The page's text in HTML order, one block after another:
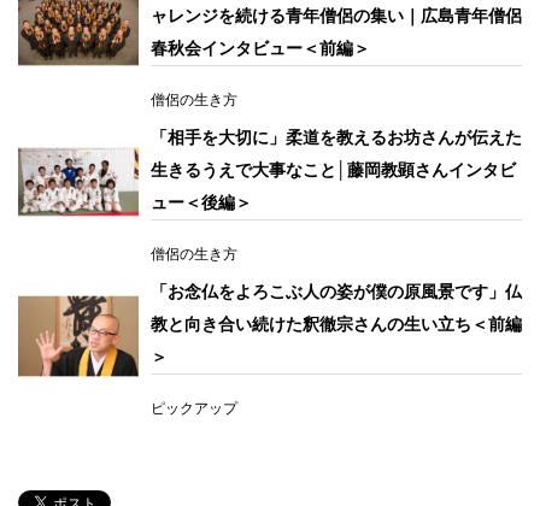
ャレンジを続ける青年僧侶の集い｜広島青年僧侶
春秋会インタビュー＜前編＞
僧侶の生き方
「相手を大切に」柔道を教えるお坊さんが伝えた
生きるうえで大事なこと│藤岡教顕さんインタビ
ュー＜後編＞
僧侶の生き方
「お念仏をよろこぶ人の姿が僕の原風景です」仏
教と向き合い続けた釈徹宗さんの生い立ち＜前編
＞
ピックアップ